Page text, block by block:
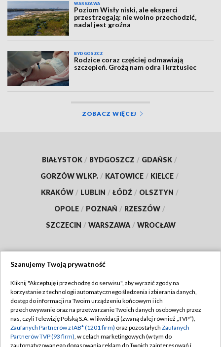
WARSZAWA
Poziom Wisły niski, ale eksperci
przestrzegają: nie wolno przechodzić,
nadal jest groźna
BYDGOSZCZ
Rodzice coraz częściej odmawiają
szczepień. Grożą nam odra i krztusiec
ZOBACZ WIĘCEJ
BIAŁYSTOK / BYDGOSZCZ / GDAŃSK /
GORZÓW WLKP. / KATOWICE / KIELCE /
KRAKÓW / LUBLIN / ŁÓDŹ / OLSZTYN /
OPOLE / POZNAŃ / RZESZÓW /
SZCZECIN / WARSZAWA / WROCŁAW
TVP
Abonament TVP
Emisja w TVP
Centrum informacji TVP
Regulamin TVP
Polityka prywatności
Moje zgody
Szanujemy Twoją prywatność
Kliknij "Akceptuję i przechodzę do serwisu", aby wyrazić zgody na
korzystanie z technologii automatycznego śledzenia i zbierania danych,
dostęp do informacji na Twoim urządzeniu końcowym i ich
przechowywanie oraz na przetwarzanie Twoich danych osobowych przez
nas, czyli Telewizję Polską S.A. w likwidacji (zwaną dalej również „TVP”),
Zaufanych Partnerów z IAB* (1201 firm) oraz pozostałych Zaufanych
Partnerów TVP (93 firm), w celach marketingowych (w tym do
zautomatyzowanego dopasowania reklam do Twoich zainteresowań i